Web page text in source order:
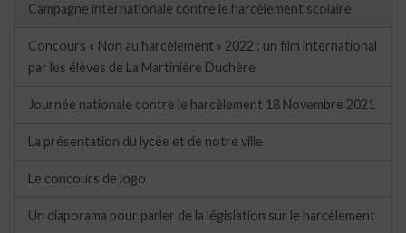
Campagne internationale contre le harcèlement scolaire
Concours « Non au harcèlement » 2022 : un film international
par les élèves de La Martinière Duchère
Journée nationale contre le harcèlement 18 Novembre 2021
La présentation du lycée et de notre ville
Le concours de logo
Un diaporama pour parler de la législation sur le harcèlement